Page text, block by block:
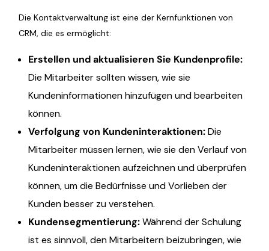
Die Kontaktverwaltung ist eine der Kernfunktionen von
CRM, die es ermöglicht:
Erstellen und aktualisieren Sie Kundenprofile:
Die Mitarbeiter sollten wissen, wie sie
Kundeninformationen hinzufügen und bearbeiten
können.
Verfolgung von Kundeninteraktionen:Die
Mitarbeiter müssen lernen, wie sie den Verlauf von
Kundeninteraktionen aufzeichnen und überprüfen
können, um die Bedürfnisse und Vorlieben der
Kunden besser zu verstehen.
Kundensegmentierung:Während der Schulung
ist es sinnvoll, den Mitarbeitern beizubringen, wie